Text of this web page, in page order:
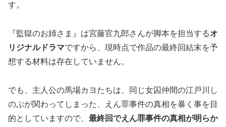
す。
『監獄のお姉さま』は宮藤官九郎さんが脚本を担当するオ
リジナルドラマですから、現時点で作品の最終回結末を予
想する材料は存在していません。
でも、主人公の馬場カヨたちは、同じ女囚仲間の江戸川し
のぶが関わってしまった、えん罪事件の真相を暴く事を目
的としていますので、 最終回でえん罪事件の真相が明らか